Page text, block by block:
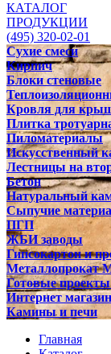
КАТАЛОГ
ПРОДУКЦИИ
(495) 320-02-01
Сухие смеси
Кирпич
Блоки стеновые
Кровля для
Плитка
Пиломатериалы
Искусственный
Лестницы на
Бетон
Натуральный
Сыпучие
ПГП
ЖБИ заводы
Гипсокартон и
Металлопрокат
Готовые
Интернет
Камины и печи
Главная